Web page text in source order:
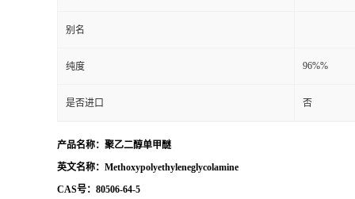
别名
纯度 96%%
是否进口 否
产品名称：聚乙二醇单甲醚
英文名称：Methoxypolyethyleneglycolamine
CAS号：80506-64-5